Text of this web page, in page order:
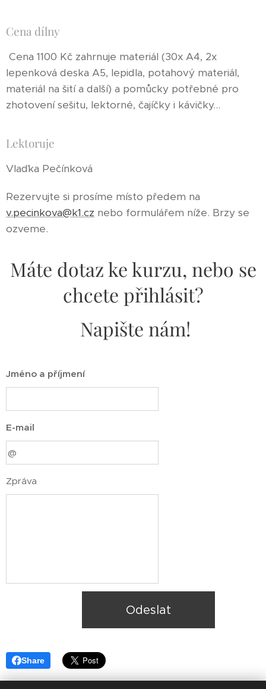
Cena dílny
Cena 1100 Kč zahrnuje materiál (30x A4, 2x
lepenková deska A5, lepidla, potahový materiál,
materiál na šití a další) a pomůcky potřebné pro
zhotovení sešitu, lektorné, čajíčky i kávičky...
Lektoruje
Vlaďka Pečínková
Rezervujte si prosíme místo předem na
v.pecinkova@k1.cz nebo formulářem níže. Brzy se
ozveme.
Máte dotaz ke kurzu, nebo se
chcete přihlásit?
Napište nám!
Jméno a příjmení
E-mail
Zpráva
Odeslat
Share